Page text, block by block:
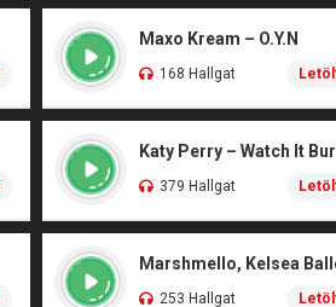
Maxo Kream – O.Y.N
168 Hallgat
Katy Perry – Watch It Bur
379 Hallgat
253 Hallgat